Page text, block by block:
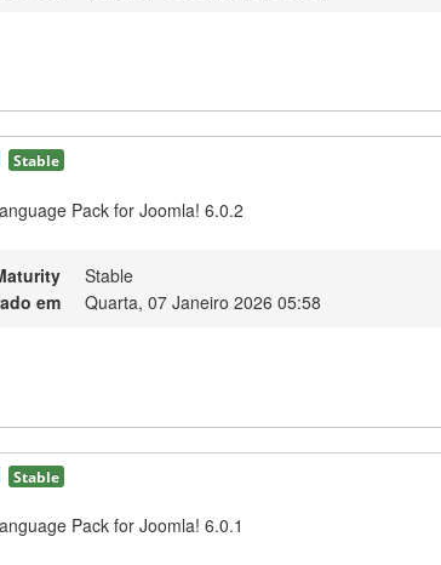
Stable
Pack for Joomla! 6.0.2
Stable
em
Quarta, 07 Janeiro 2026 05:58
Stable
Pack for Joomla! 6.0.1